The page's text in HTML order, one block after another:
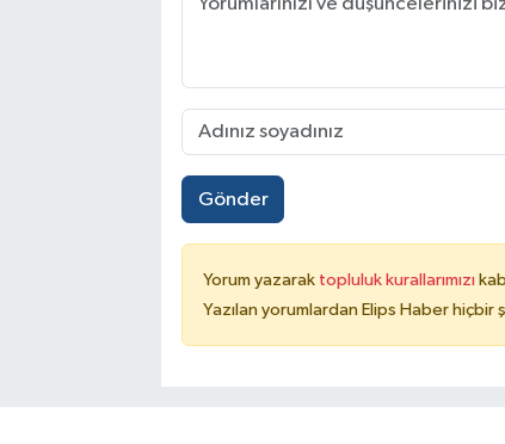
Gönder
Yorum yazarak topluluk kurallarımızı
Yazılan yorumlardan Elips Haber